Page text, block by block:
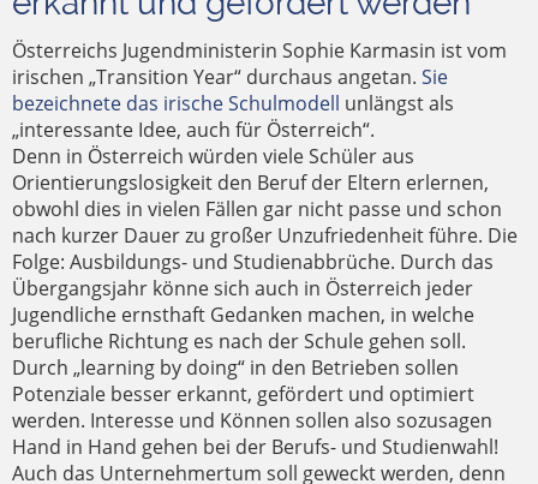
Österreichs Jugendministerin Sophie Karmasin ist vom
irischen „Transition Year“ durchaus angetan. Sie
bezeichnete das irische Schulmodell unlängst als
„interessante Idee, auch für Österreich“.
Denn in Österreich würden viele Schüler aus
Orientierungslosigkeit den Beruf der Eltern erlernen,
obwohl dies in vielen Fällen gar nicht passe und schon
nach kurzer Dauer zu großer Unzufriedenheit führe. Die
Folge: Ausbildungs- und Studienabbrüche. Durch das
Übergangsjahr könne sich auch in Österreich jeder
Jugendliche ernsthaft Gedanken machen, in welche
berufliche Richtung es nach der Schule gehen soll.
Durch „learning by doing“ in den Betrieben sollen
Potenziale besser erkannt, gefördert und optimiert
werden. Interesse und Können sollen also sozusagen
Hand in Hand gehen bei der Berufs- und Studienwahl!
Auch das Unternehmertum soll geweckt werden, denn